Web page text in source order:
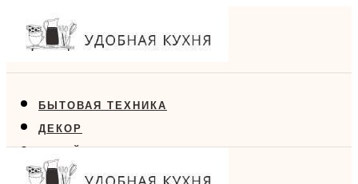
БЫТОВАЯ ТЕХНИКА
ДЕКОР
ДИЗАЙН
ЕДА